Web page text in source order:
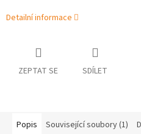
Detailní informace
ZEPTAT SE SDÍLET
Popis Související soubory (1)